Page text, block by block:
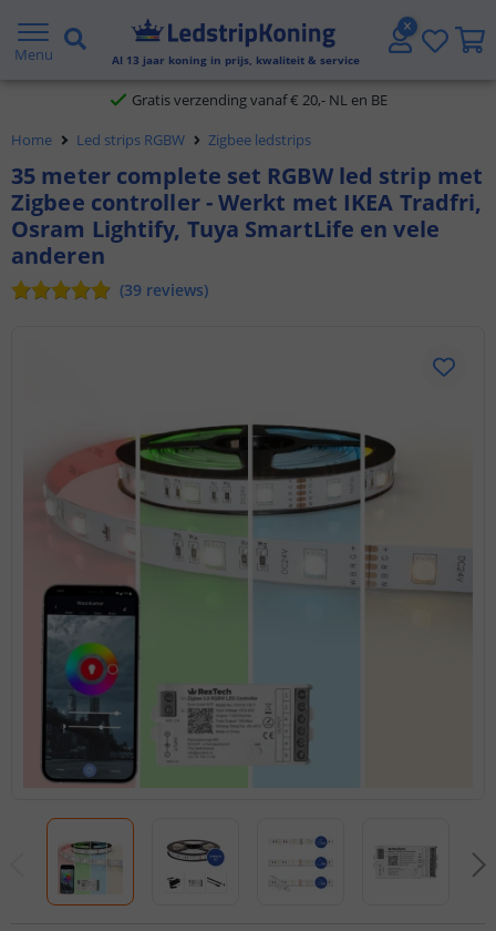
Menu Al 13 jaar koning in prijs, kwaliteit & service
5 jaar garantie
Gratis verzending vanaf € 20,- NL en BE
Klantbeoordeling 9.1
Voor 23:45 uur besteld,morgen in huis
Home Led strips RGBW Zigbee ledstrips
35 meter complete set RGBW led strip met
Zigbee controller - Werkt met IKEA Tradfri,
Osram Lightify, Tuya SmartLife en vele
anderen
(39 reviews)